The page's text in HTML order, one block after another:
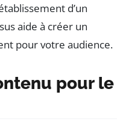
d’un
aide à créer un
pour votre audience.
pour le